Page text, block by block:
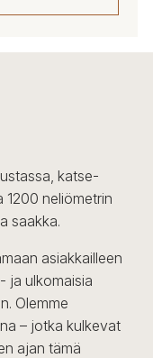
katse-
1200 neliömetrin
saakka.
asiakkailleen
ja ulkomaisia
Olemme
– jotka kulkevat
ajan tämä